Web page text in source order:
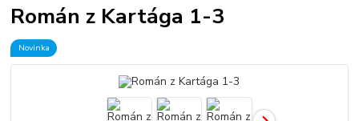
Román z Kartága 1-3
Novinka